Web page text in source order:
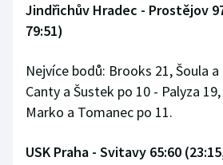
Rychlobruslení
Rychlostní kanoistika
Short track
Jindřichův Hradec - Prostějov
79:51)
Nejvíce bodů: Brooks 21, Šoula
Canty a Šustek po 10 - Palyza
Marko a Tomanec po 11.
USK Praha - Svitavy 65:60